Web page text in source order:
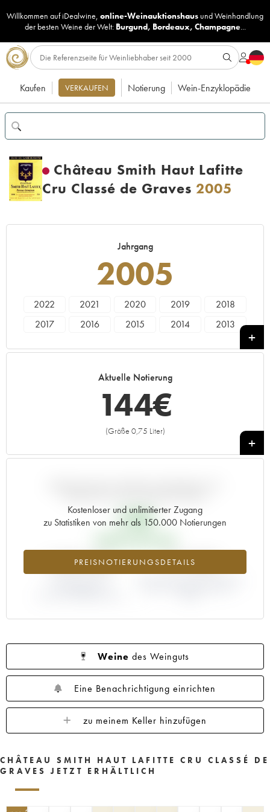
Willkommen auf iDealwine, online-Weinauktionshaus undWeinhandlung
der besten Weine der Welt: Burgund, Bordeaux, Champagne...
Kaufen VERKAUFEN Notierung Wein-Enzyklopädie
Château Smith Haut Lafitte
Cru Classé de Graves 2005
Jahrgang
2005
2022 2021 2020 2019
2018
2017
2016 2015 2014
2013
2001 2000 1999
1995
1971 1970 1969
1967
1966 1965 1964
1961
1953 1952 1950
Aktuelle Notierung
144€
(Größe 0,75 Liter)
+
Kostenloser und unlimitierter Zugang
zu Statistiken von mehr als 150.000 Notierungen
PREISNOTIERUNGSDETAILS
55€
+162.44% +77.42%
Weine des Weinguts
Eine Benachrichtigung einrichten
zu meinem Keller hinzufügen
CHÂTEAU SMITH HAUT LAFITTE CRU CLASSÉ DE
GRAVES JETZT ERHÄLTLICH